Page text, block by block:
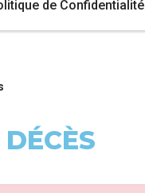
de Confidentialité